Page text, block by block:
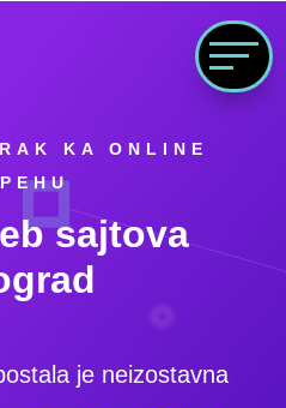
KA ONLINE
sajtova
je neizostavna